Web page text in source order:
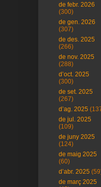
de febr. 2026
(300)
de gen. 2026
(307)
de des. 2025
(266)
de nov. 2025
(288)
d’oct. 2025
(300)
de set. 2025
(267)
d’ag. 2025
de jul. 2025
(109)
de juny 2025
(124)
de maig 2025
(60)
d’abr. 2025
de març 2025